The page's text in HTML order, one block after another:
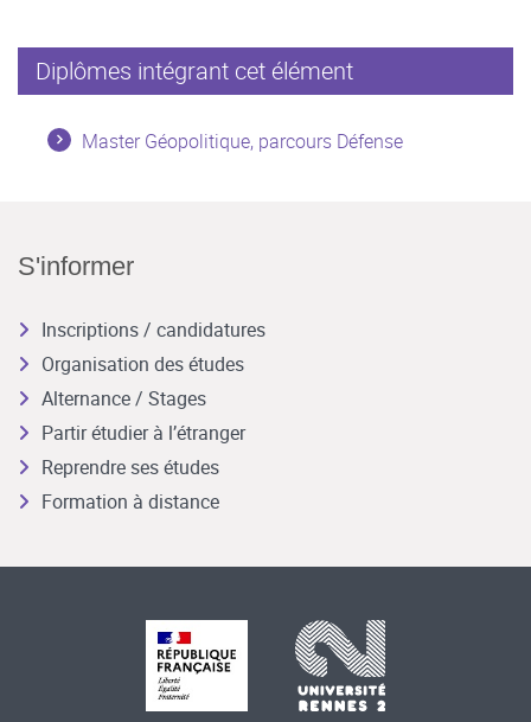
Diplômes intégrant cet élément
Master Géopolitique, parcours Défense
S'informer
Inscriptions / candidatures
Organisation des études
Alternance / Stages
Partir étudier à l’étranger
Reprendre ses études
Formation à distance